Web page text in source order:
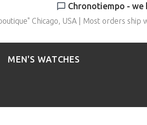
Chronotiempo - we
Chicago, USA | Most orders ship
MEN'S WATCHES